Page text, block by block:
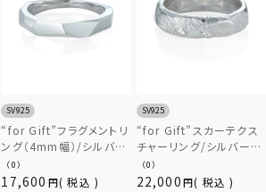
SV925
“for Gift”フラグメントリ
ング（4mm幅）/シルバー
925
17,600 税込
（0）
SV925
“for Gift”スカーテクス
チャーリング/シルバー
925
22,000 税込
（0）